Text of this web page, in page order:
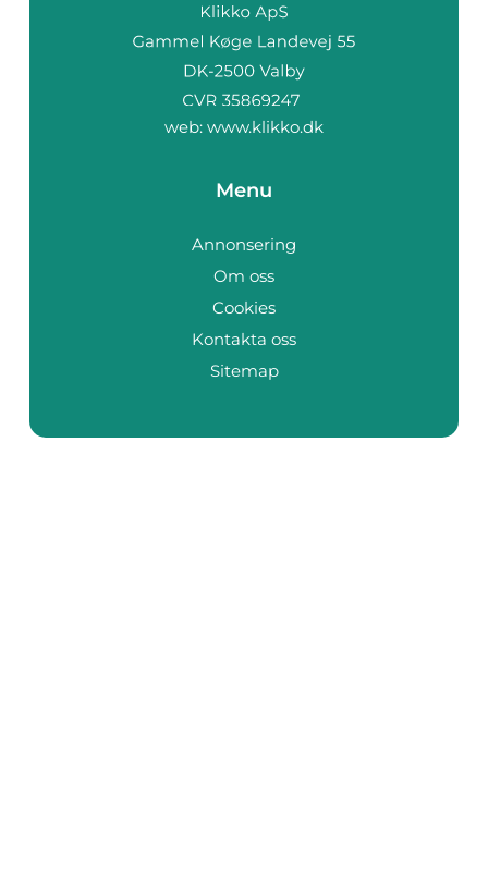
web: www.klikko.dk
Menu
Annonsering
Om oss
Cookies
Kontakta oss
Sitemap